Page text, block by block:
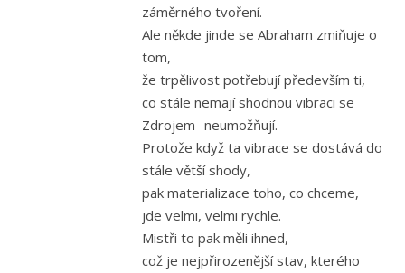
záměrného tvoření.
Ale někde jinde se Abraham zmiňuje o
tom,
že trpělivost potřebují především ti,
co stále nemají shodnou vibraci se
Zdrojem- neumožňují.
Protože když ta vibrace se dostává do
stále větší shody,
pak materializace toho, co chceme,
jde velmi, velmi rychle.
Mistři to pak měli ihned,
což je nejpřirozenější stav, kterého